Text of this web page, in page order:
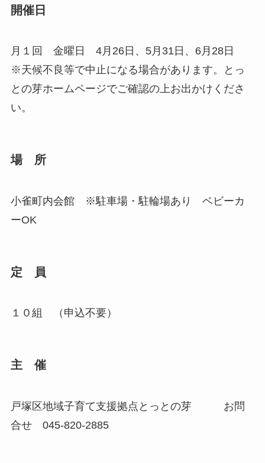
開催日
月１回 金曜日 4月26日、5月31日、6月28日
※天候不良等で中止になる場合があります。とっ
との芽ホームページでご確認の上お出かけくださ
い。
場 所
小雀町内会館 ※駐車場・駐輪場あり ベビーカ
ーOK
定 員
１０組 （申込不要）
主 催
戸塚区地域子育て支援拠点とっとの芽 お問
合せ 045-820-2885